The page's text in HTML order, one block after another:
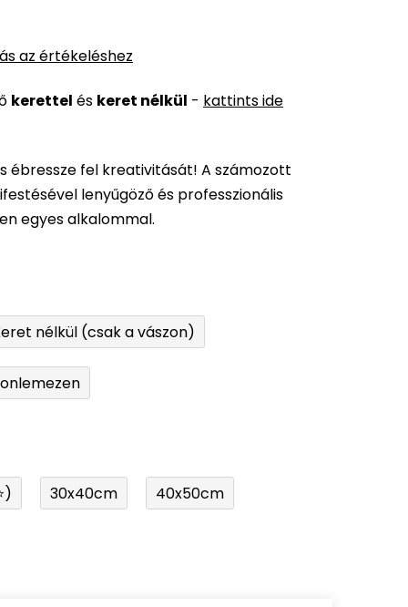
az értékeléshez
kerettel és keret nélkül - kattints ide
ébressze fel kreativitását! A számozott
lenyűgöző és professzionális
egyes alkalommal.
nélkül (csak a vászon)
30x40cm 40x50cm